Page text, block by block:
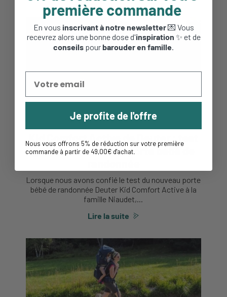
Portage La famille Niaudet
Kid Comfort Active de Deuter : test
grandeur nature du porte bébé de
Lorsque nous avons confié le test du nouveau porte
bébé de randonnée Deuter Kid Comfort Active à la
famille Niaudet,...
Lire la suite
première commande
En vous inscrivant à notre newsletter💌 Vous
recevrez alors une bonne dose d'inspiration ✨ et de
conseils pourbarouder en famille.
Je profite de l'offre
Nous vous offrons 5% de réduction sur votre première
commande à partir de 49,00€ d'achat.